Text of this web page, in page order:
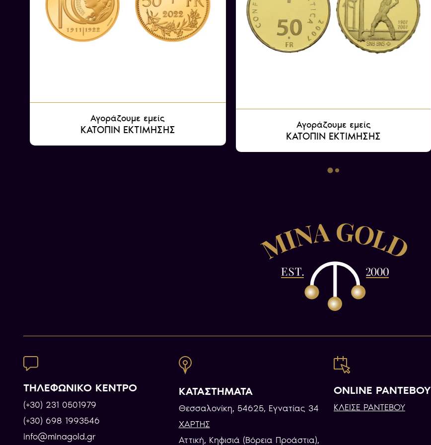
Αγοράζουμε εμείς
ΚΑΤΟΠΙΝ ΕΚΤΙΜΗΣΗΣ Αγοράζουμε εμείς
ΚΑΤΟΠΙΝ ΕΚΤΙΜΗΣΗΣ
ΤΗΛΕΦΩΝΙΚΟ ΚΕΝΤΡΟ
(+30) 231 0501979
(+30) 698 1993546
info@minagold.gr
ΚΑΤΑΣΤΗΜΑΤΑ
Θεσσαλονίκη, 54625, Εγνατίας 34
ΧΑΡΤΗΣ
Αττική, Κηφισιά (Βόρεια Προάστια),
ONLINE ΡΑΝΤΕΒΟΥ
ΚΛΕΙΣΕ ΡΑΝΤΕΒΟΥ